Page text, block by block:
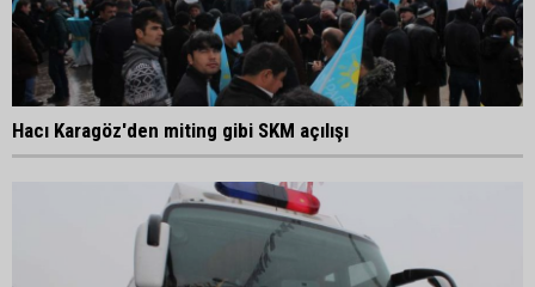
Hacı Karagöz'den miting gibi SKM açılışı